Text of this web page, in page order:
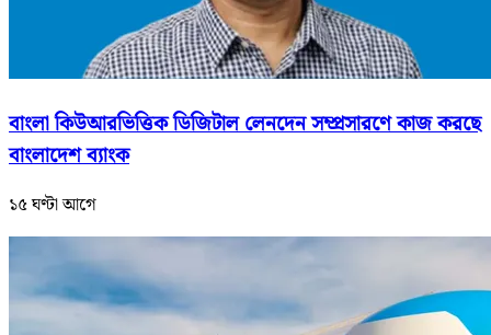
বাংলা কিউআরভিত্তিক ডিজিটাল লেনদেন সম্প্রসারণে কাজ করছে
বাংলাদেশ ব্যাংক
১৫ ঘণ্টা আগে